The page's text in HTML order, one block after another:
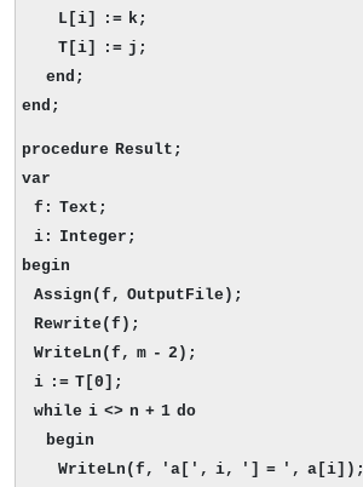
L[i] := k;
T[i] := j;
end;
end;
procedure Result;
var
f: Text;
i: Integer;
begin
Assign(f, OutputFile);
Rewrite(f);
WriteLn(f, m - 2);
i := T[0];
while i <> n + 1 do
begin
WriteLn(f, 'a[', i, '] = ', a[i]);